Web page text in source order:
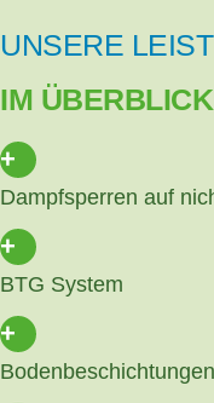
UNSERE
IM ÜBERBLICK
+
Dampfsperren auf
+
BTG System
+